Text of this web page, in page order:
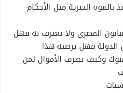
بالقوة الجبرية مثل الأحكام
المصري ولا تعترف به فهل
الدولة فهل يرضيه هذا
وكيف تصرف الأموال لمن